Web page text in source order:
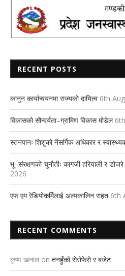
RECENT POSTS
कानुन कार्यान्वयनमा राज्यको दायित्व 6th
विकासको सौन्दर्यता–ग्रामिण विकास मोडेल
स्तनपानः शिशुको नैसर्गिक अधिकार र
भू–संरक्षणको चुनौतीः कागजी हरियाली र
2026
एफ एम रेडियोकर्मिलाई अल्पकालिन राहत 6th
RECENT COMMENTS
कृष्ण खनाल on तनहुँको सेरोफेरो र बजेट